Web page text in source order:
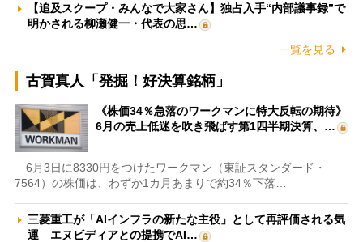
【追及スクープ・みんなで大家さん】独占入手“内部議事録”で
明かされる柳瀬健一・代表の思…
一覧を見る
古賀真人「発掘！好決算銘柄」
《株価34％急落のワークマンに特大反転の期待》
6月の売上低迷を吹き飛ばす第1四半期決算、…
6月3日に8330円をつけたワークマン（東証スタンダード・
7564）の株価は、わずか1カ月あまりで約34％下落…
三菱重工が「AIインフラの新たな主役」として再評価される気
運 エヌビディアとの提携でAI…